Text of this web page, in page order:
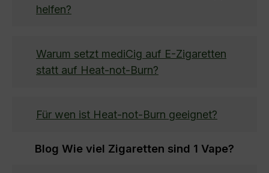
helfen?
Warum setzt mediCig auf E-Zigaretten
statt auf Heat-not-Burn?
Für wen ist Heat-not-Burn geeignet?
Blog Wie viel Zigaretten sind 1 Vape?